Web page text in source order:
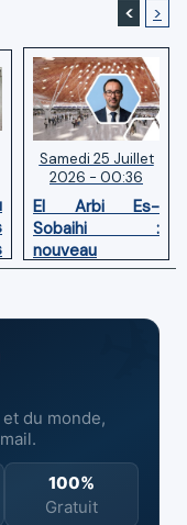
< >
Samedi 25 Juillet
2026 - 00:36
El Arbi Es-
Sobaihi :
nouveau
directeur à la
l’Aéroport
Mohammed V
du monde,
100%
Gratuit